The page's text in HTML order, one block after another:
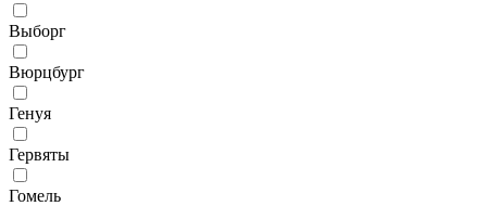
Выборг
Вюрцбург
Генуя
Гервяты
Гомель